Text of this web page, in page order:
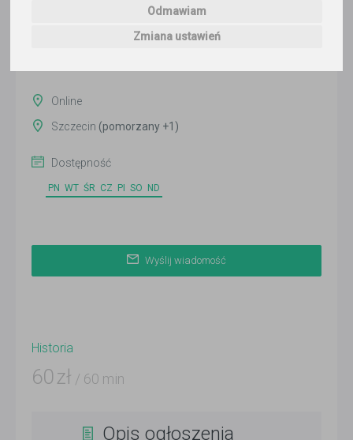
Odmawiam
Zmiana ustawień
ponad 3 miesiące temu
Online
Szczecin (pomorzany +1)
Dostępność
PN WT ŚR CZ PI SO ND
Wyślij wiadomość
Historia
60 zł / 60 min
Opis ogłoszenia